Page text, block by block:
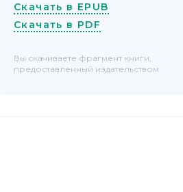
Скачать в EPUB
Скачать в PDF
Вы скачиваете фрагмент книги,
предоставленный издательством